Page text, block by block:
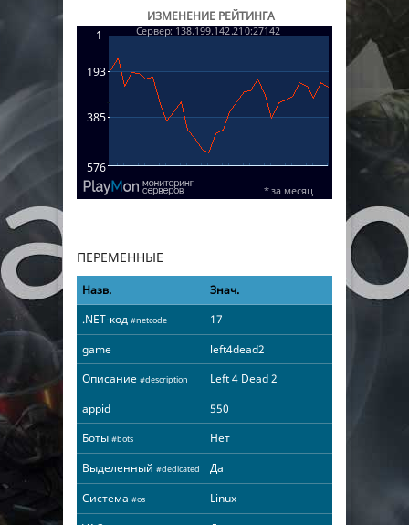
ИЗМЕНЕНИЕ РЕЙТИНГА
ПЕРЕМЕННЫЕ
Назв.
Знач.
.NET-код #netcode
17
game
left4dead2
Описание #description
Left 4 Dead 2
appid
550
Боты #bots
Нет
Выделенный #dedicated
Да
Система #os
Linux